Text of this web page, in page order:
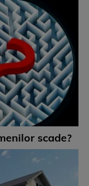
scade?